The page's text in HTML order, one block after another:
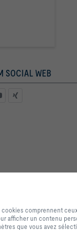
SOCIAL WEB
offrir une expérience
que ceux qui sont
pour afficher un
comprennent
un contenu
que vous avez